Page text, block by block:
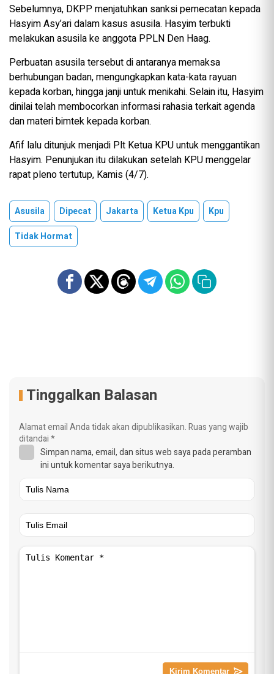
Sebelumnya, DKPP menjatuhkan sanksi pemecatan kepada
Hasyim Asy’ari dalam kasus asusila. Hasyim terbukti
melakukan asusila ke anggota PPLN Den Haag.
Perbuatan asusila tersebut di antaranya memaksa
berhubungan badan, mengungkapkan kata-kata rayuan
kepada korban, hingga janji untuk menikahi. Selain itu, Hasyim
dinilai telah membocorkan informasi rahasia terkait agenda
dan materi bimtek kepada korban.
Afif lalu ditunjuk menjadi Plt Ketua KPU untuk menggantikan
Hasyim. Penunjukan itu dilakukan setelah KPU menggelar
rapat pleno tertutup, Kamis (4/7).
Asusila Dipecat Jakarta Ketua Kpu
Kpu
Tidak Hormat
Tinggalkan Balasan
Alamat email Anda tidak akan dipublikasikan.Ruas yang wajib
ditandai*
Simpan nama, email, dan situs web saya pada peramban
ini untuk komentar saya berikutnya.